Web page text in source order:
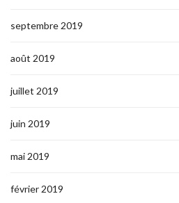
septembre 2019
août 2019
juillet 2019
juin 2019
mai 2019
février 2019